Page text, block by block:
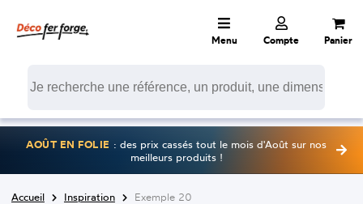
Menu Compte Panier
AOÛT EN FOLIE : des prix cassés tout le mois d'Août sur nos
meilleurs produits !
Accueil Inspiration Exemple 20